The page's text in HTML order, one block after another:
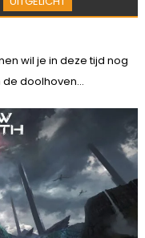
wil je in deze tijd nog
doolhoven...